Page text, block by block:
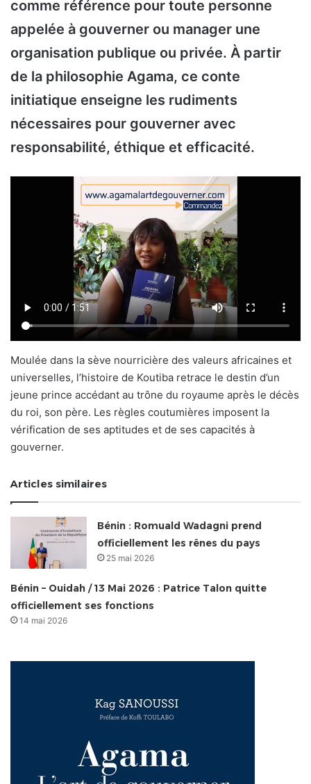
comme référence pour toute personne
appelée à gouverner ou manager une
organisation publique ou privée. À partir
de la philosophie Agama, ce conte
initiatique enseigne les rudiments
nécessaires pour gouverner avec
responsabilité, éthique et efficacité.
Moulée dans la sève nourricière des valeurs africaines et
universelles, l’histoire de Koutiba retrace le destin d’un
jeune prince accédant au trône du royaume après le décès
du roi, son père. Les règles coutumières imposent la
vérification de ses aptitudes et de ses capacités à
gouverner.
Articles similaires
Bénin : Romuald Wadagni prend
officiellement les rênes du pays
25 mai 2026
Bénin – Ouidah / 13 Mai 2026 : Patrice Talon quitte
officiellement ses fonctions
14 mai 2026